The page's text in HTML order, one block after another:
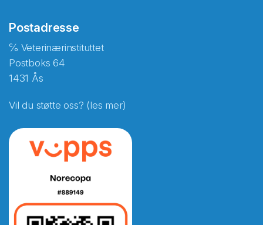
Postadresse
℅ Veterinærinstituttet
Postboks 64
1431 Ås
Vil du støtte oss? (les mer)